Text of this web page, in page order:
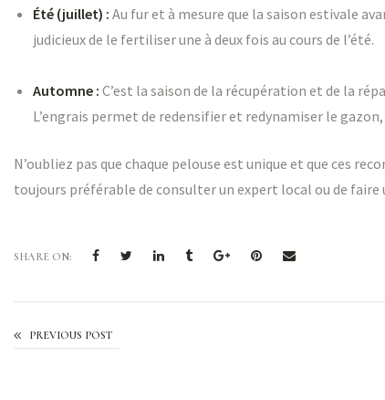
Été (juillet) : Au fur et à mesure que la saison estivale
judicieux de le fertiliser une à deux fois au cours de l’été.
Automne : C’est la saison de la récupération et de la
L’engrais permet de redensifier et redynamiser le
N’oubliez pas que chaque pelouse est unique et que ces
toujours préférable de consulter un expert local ou de
SHARE ON:
PREVIOUS POST